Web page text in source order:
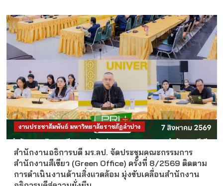
งานประชาสัมพันธ์ มหาวิทยาลัยราชภัฏลำปาง
สำนักงานอธิการบดี มร.ลป. จัดประชุมคณะกรรมการ
สำนักงานสีเขียว (Green Office) ครั้งที่ 8/2569 ติดตาม
การดำเนินงานด้านสิ่งแวดล้อม มุ่งขับเคลื่อนสำนักงาน